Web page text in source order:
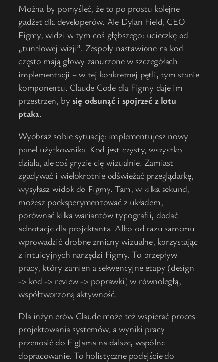
Można by pomyśleć, że to po prostu kolejne
gadżet dla developerów. Ale Dylan Field, CEO
Figmy, widzi w tym coś głębszego: ucieczkę od
„tunelowej wizji”. Zespoły nastawione na kod
często mają głowy zanurzone w szczegółach
implementacji – w tej konkretnej pętli, tym stanie
komponentu. Claude Code dla Figmy daje im
przestrzeń, by się odsunąć i spojrzeć z lotu
ptaka.
Wyobraź sobie sytuację: implementujesz nowy
panel użytkownika. Kod jest czysty, wszystko
działa, ale coś gryzie cię wizualnie. Zamiast
zgadywać i wielokrotnie odświeżać przeglądarkę,
wysyłasz widok do Figmy. Tam, w kilka sekund,
możesz poeksperymentować z układem,
porównać kilka wariantów typografii, dodać
adnotacje dla projektanta. Albo od razu samemu
wprowadzić drobne zmiany wizualne, korzystając
z intuicyjnych narzędzi Figmy. To przepływ
pracy, który zamienia sekwencyjne etapy (design
-> kod -> review -> poprawki) w równoległą,
współtworzoną aktywność.
Dla inżynierów Claude może też wspierać proces
projektowania systemów, a wyniki pracy
przenosić do FigJama na dalsze, wspólne
dopracowanie. To holistyczne podejście do